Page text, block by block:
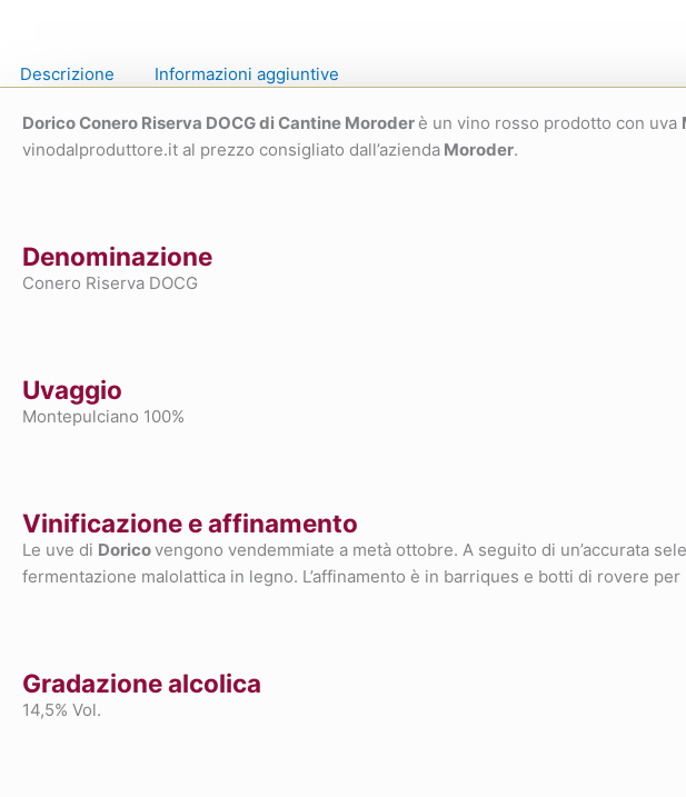
Descrizione Informazioni aggiuntive
Dorico Conero Riserva DOCG di Cantine Moroder è un vino rosso prodotto con uva
vinodalproduttore.it al prezzo consigliato dall’azienda Moroder.
Denominazione
Conero Riserva DOCG
Uvaggio
Montepulciano 100%
Vinificazione e affinamento
Le uve di Doricovengono vendemmiate a metà ottobre. A seguito di un’accurata
fermentazione malolattica in legno. L’affinamento è in barriques e botti di rovere
Gradazione alcolica
14,5% Vol.